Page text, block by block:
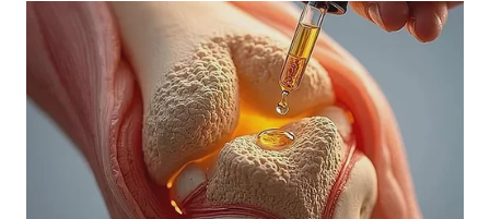
transformações para os envolvidos:
Fortalecimento do respeito recíproco
nas portarias;
2
Humanização dos espaços coletivos
residenciais;
Redução do estresse diário dos